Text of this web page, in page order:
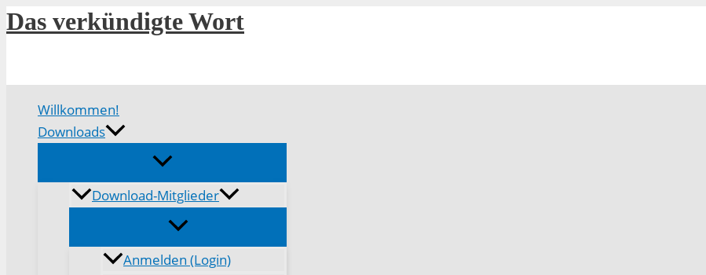
Zum
Inhalt
Das verkündigte Wort
Willkommen!
Downloads
Download-Mitglieder
Anmelden (Login)